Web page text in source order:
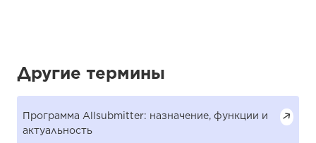
Другие термины
Программа Allsubmitter: назначение, функции и
актуальность